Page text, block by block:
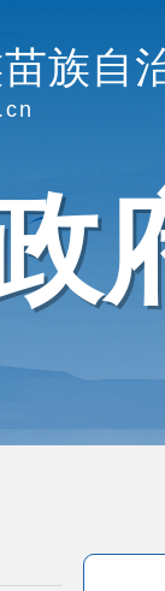
族自